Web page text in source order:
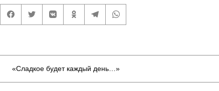
«Сладкое будет каждый день…»